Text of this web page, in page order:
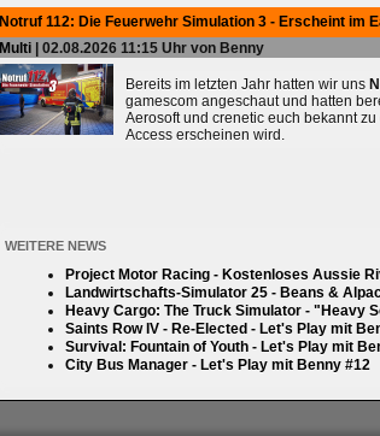
Notruf 112: Die Feuerwehr Simulation 3 - Erscheint im
Multi | 02.08.2026 11:15 Uhr von Benny
Bereits im letzten Jahr hatten wir uns
gamescom angeschaut und hatten
Aerosoft und crenetic euch bekannt
Access erscheinen wird.
WEITERE NEWS
Project Motor Racing - Kostenloses Aussie
Landwirtschafts-Simulator 25 - Beans &
Heavy Cargo: The Truck Simulator - "Heavy
Saints Row IV - Re-Elected - Let's Play mit
Survival: Fountain of Youth - Let's Play mit
City Bus Manager - Let's Play mit Benny #12